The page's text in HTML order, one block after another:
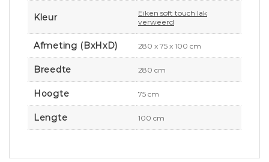
Kleur
Eiken soft touch lak
verweerd
Afmeting (BxHxD) 280 x 75 x 100 cm
Breedte 280 cm
Hoogte 75 cm
Lengte 100 cm